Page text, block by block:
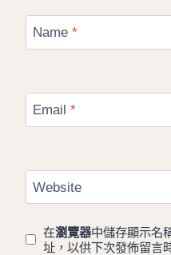
Name *
Email *
Website
在瀏覽器中儲存顯示名
址，以供下次發佈留言